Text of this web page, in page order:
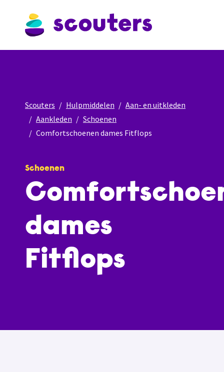
Scouters Hulpmiddelen
Aan- en uitkleden
Aankleden
Schoenen
Comfortschoenen dames Fitflops
Schoenen
dames
Fitflops